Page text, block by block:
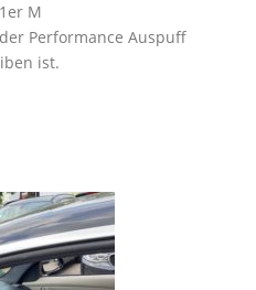
M
Performance Auspuff
ist.